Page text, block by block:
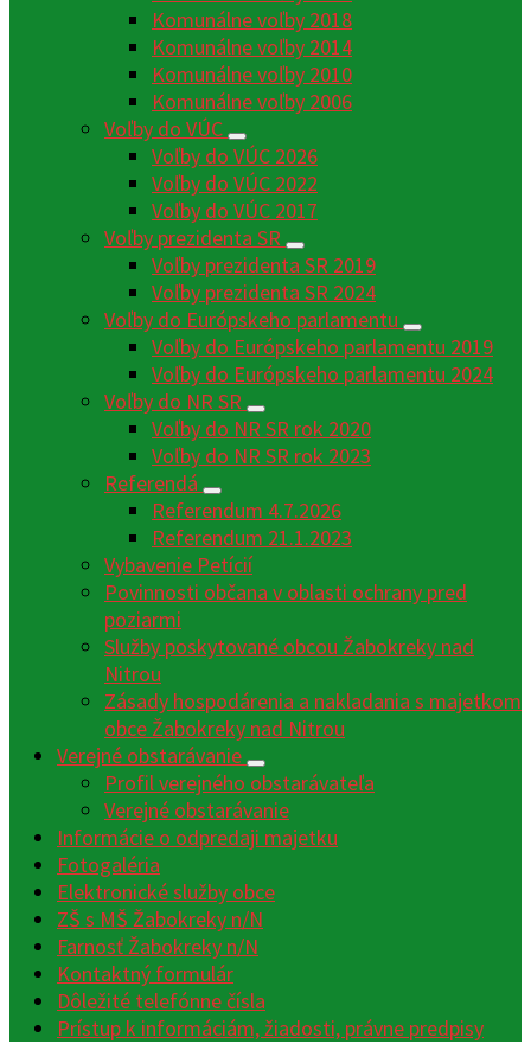
Komunálne voľby 2018
Komunálne voľby 2014
Komunálne voľby 2010
Komunálne voľby 2006
Voľby do VÚC
Voľby do VÚC 2026
Voľby do VÚC 2022
Voľby do VÚC 2017
Voľby prezidenta SR
Voľby prezidenta SR 2019
Voľby prezidenta SR 2024
Voľby do Európskeho parlamentu
Voľby do Európskeho parlamentu 2019
Voľby do Európskeho parlamentu 2024
Voľby do NR SR
Voľby do NR SR rok 2020
Voľby do NR SR rok 2023
Referendá
Referendum 4.7.2026
Referendum 21.1.2023
Vybavenie Petícií
Povinnosti občana v oblasti ochrany pred
poziarmi
Služby poskytované obcou Žabokreky nad
Nitrou
Zásady hospodárenia a nakladania s majetkom
obce Žabokreky nad Nitrou
Verejné obstarávanie
Profil verejného obstarávateľa
Verejné obstarávanie
Informácie o odpredaji majetku
Fotogaléria
Elektronické služby obce
ZŠ s MŠ Žabokreky n/N
Farnosť Žabokreky n/N
Kontaktný formulár
Dôležité telefónne čísla
Prístup k informáciám, žiadosti, právne predpisy